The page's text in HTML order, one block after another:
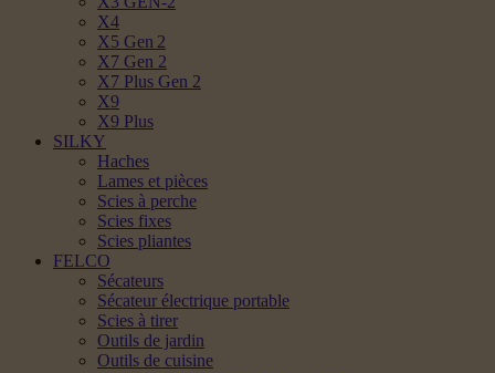
X4
X5 Gen 2
X7 Gen 2
X7 Plus Gen 2
X9
X9 Plus
SILKY
Haches
Lames et pièces
Scies à perche
Scies fixes
Scies pliantes
FELCO
Sécateurs
Sécateur électrique portable
Scies à tirer
Outils de jardin
Outils de cuisine